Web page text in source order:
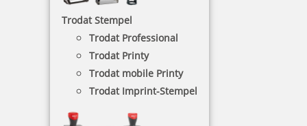
Trodat Stempel
Trodat Professional
Trodat Printy
Trodat mobile Printy
Trodat Imprint-Stempel
NACH WUNSCHSTEMPEL FILTERN